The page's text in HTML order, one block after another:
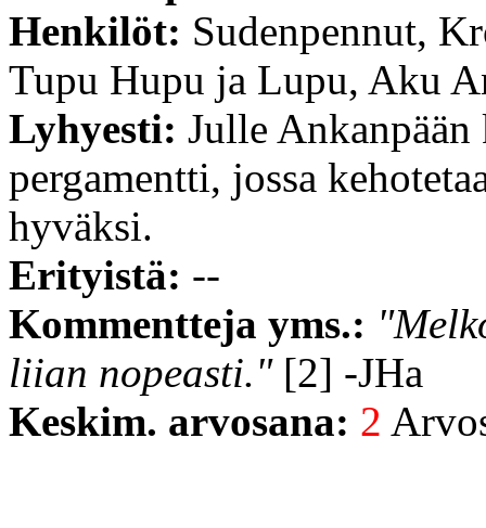
Henkilöt: Sudenpennut,
Tupu Hupu ja Lupu, Aku
Lyhyesti: Julle
pergamentti, jossa
hyväksi.
Erityistä: --
Kommentteja yms.:
liian nopeasti."[2] -JHa
Keskim. arvosana: 2